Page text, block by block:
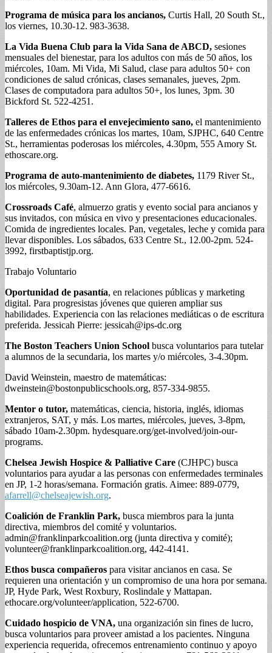
Programa de música para los ancianos, Curtis Hall, 20 South St.,
los viernes, 10.30-12. 983-3638.
La Vida Buena Club para la Vida Sana de ABCD, sesiones
mensuales del bienestar, para los adultos con más de 50 años, los
miércoles, 10am. Mi Vida, Mi Salud, clase para adultos 50+ con
condiciones de salud crónicas, clases semanales, jueves, 2pm.
Clases de computadora para adultos 50+, los lunes, 3pm. 30
Bickford St. 522-4251.
Talleres de Ethos para el envejecimiento sano, el mantenimiento
de las enfermedades crónicas los martes, 10am, SJPHC, 640 Centre
St., herramientas poderosas los miércoles, 4.30pm, 555 Amory St.
ethoscare.org.
Programa de auto-mantenimiento de diabetes, 1179 River St.,
los miércoles, 9.30am-12. Ann Glora, 477-6616.
Crossroads Café, almuerzo gratis y evento social para ancianos y
sus invitados, con música en vivo y presentaciones educacionales.
Comida de ingredientes locales. Pan, vegetales, leche y comida para
llevar disponibles. Los sábados, 633 Centre St., 12.00-2pm. 524-
3992, firstbaptistjp.org.
Trabajo Voluntario
Oportunidad de pasantía, en relaciones públicas y marketing
digital. Para progresistas jóvenes que quieren ampliar sus
habilidades. Experiencia con las relaciones mediáticas o de escritura
preferida. Jessicah Pierre: jessicah@ips-dc.org
The Boston Teachers Union School busca voluntarios para tutelar
a alumnos de la secundaria, los martes y/o miércoles, 3-4.30pm.
David Weinstein, maestro de matemáticas:
dweinstein@bostonpublicschools.org, 857-334-9855.
Mentor o tutor, matemáticas, ciencia, historia, inglés, idiomas
extranjeros, SAT, y más. Los martes, miércoles, jueves, 3-8pm,
sábado 10am-2.30pm. hydesquare.org/get-involved/join-our-
programs.
Chelsea Jewish Hospice & Palliative Care (CJHPC) busca
voluntarios para ayudar a las personas con enfermedades terminales
en JP, 1-2 horas/semana. Formación gratis. Aimee: 889-0779,
afarrell@chelseajewish.org.
Coalición de Franklin Park, busca miembros para la junta
directiva, miembros del comité y voluntarios.
admin@franklinparkcoalition.org (junta directiva y comité);
volunteer@franklinparkcoalition.org, 442-4141.
Ethos busca compañeros para visitar ancianos en casa. Se
requieren una orientación y un compromiso de una hora por semana.
JP, Hyde Park, West Roxbury, Roslindale y Mattapan.
ethocare.org/volunteer/application, 522-6700.
Cuidado hospicio de VNA, una organización sin fines de lucro,
busca voluntarios para proveer amistad a los pacientes. Ninguna
experiencia requerida, ofrecemos entrenamiento continuo y apoyo